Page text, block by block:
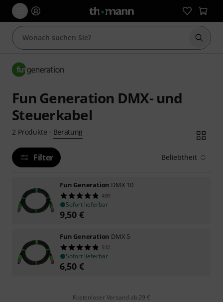
Suche
Fun Generation DMX- und
Steuerkabel
2 Produkte · Beratung
Filter Beliebtheit
Fun Generation DMX 10
499
Sofort lieferbar
9,50 €
Fun Generation DMX 5
512
Sofort lieferbar
6,50 €
Kostenloser Versand ab 29 €